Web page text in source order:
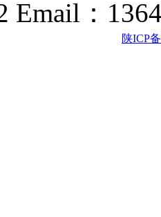
Email：
陕ICP